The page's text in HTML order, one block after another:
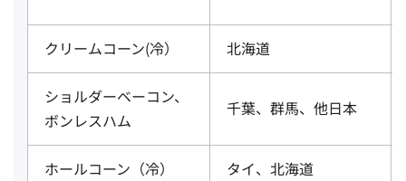
クリームコーン(冷） 北海道
ショルダーベーコン、
ボンレスハム
千葉、群馬、他日本
ホールコーン（冷） タイ、北海道